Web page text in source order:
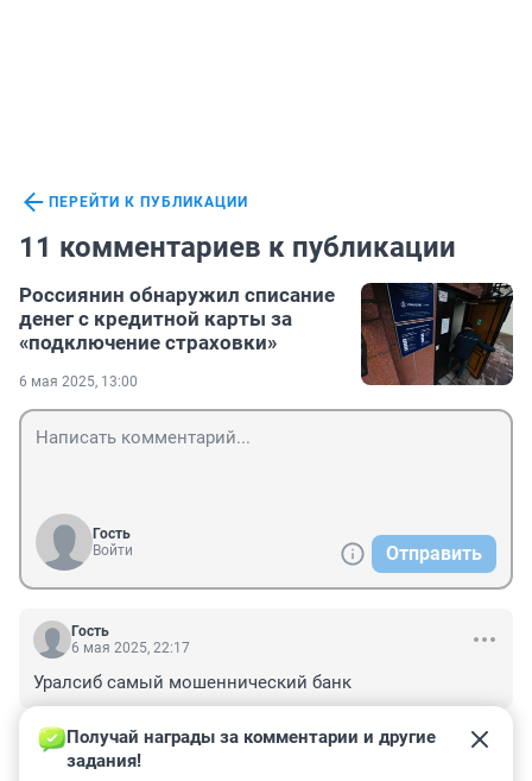
ПЕРЕЙТИ К ПУБЛИКАЦИИ
11 комментариев к публикации
Россиянин обнаружил списание
денег с кредитной карты за
«подключение страховки»
6 мая 2025, 13:00
Гость
Войти
Отправить
Гость
6 мая 2025, 22:17
Уралсиб самый мошеннический банк
ОТВЕТИТЬ –0
Гость
Получай награды за комментарии и другие
задания!